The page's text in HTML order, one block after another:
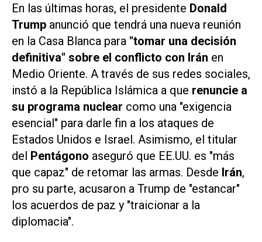
En las últimas horas, el presidente Donald
Trump anunció que tendrá una nueva reunión
en la Casa Blanca para "tomar una decisión
definitiva" sobre el conflicto con Irán en
Medio Oriente. A través de sus redes sociales,
instó a la República Islámica a que renuncie a
su programa nuclear como una "exigencia
esencial" para darle fin a los ataques de
Estados Unidos e Israel. Asimismo, el titular
del Pentágono aseguró que EE.UU. es "más
que capaz" de retomar las armas. Desde Irán,
pro su parte, acusaron a Trump de "estancar"
los acuerdos de paz y "traicionar a la
diplomacia".